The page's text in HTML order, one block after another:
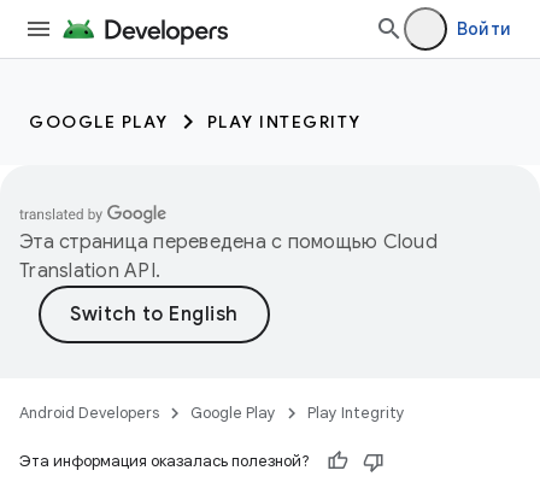
Войти
GOOGLE PLAY PLAY INTEGRITY
Эта страница переведена с помощью Cloud
Translation API.
Android Developers Google Play Play Integrity
Эта информация оказалась полезной?